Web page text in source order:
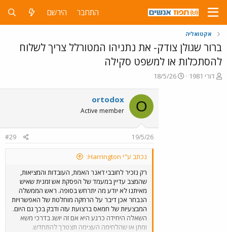
התחבר הירשם
אקטואליה
ברור שגולן צודק- את נתניהו המטורלל צריך לשלוח
להסתכלות או למשפט סקילה
פ
דורי 1981
פ
18/5/26
O
ortodox
Active member
19/5/26
#29
נכתב ע"י Harrington:
רק נזכיר לחובבי ז'אנר האמת, העובדות והמציאות,
שהמצב עדיין במעמד של הפסקת אש זמנית שאיש
מאיתנו לא יודע מה יתרחש בסופה. ראש הממשלה
הנבחר אכן דיבר על הרחקה מוחלטת של האפשרויות
המבצעיות של חמאס ברצועת עזה ודבק בכך גם היום.
השאלה היחידה כרגע היא אם זה יושג בדרכי משא
ומתן או שהלחימה העצימה תצטרך להתחדש.